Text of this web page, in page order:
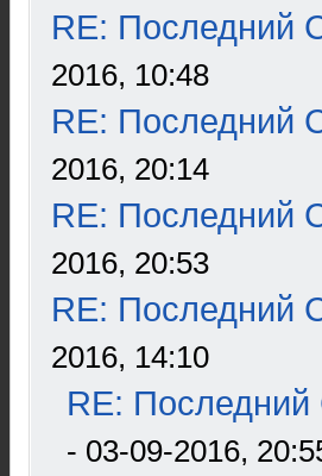
RE: Последний
2016, 10:48
RE: Последний
2016, 20:14
RE: Последний
2016, 20:53
RE: Последний
2016, 14:10
RE: Последний
- 03-09-2016,